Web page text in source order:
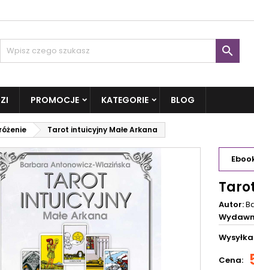

PROMOCJE KATEGORIE BLOG
Tarot intuicyjny Małe Arkana
Autor:
Cena: